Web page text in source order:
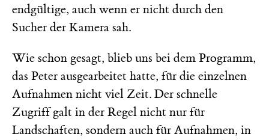
endgültige, auch wenn er nicht durch den
Sucher der Kamera sah.
Wie schon gesagt, blieb uns bei dem Programm,
das Peter ausgearbeitet hatte, für die einzelnen
Aufnahmen nicht viel Zeit. Der schnelle
Zugriff galt in der Regel nicht nur für
Landschaften, sondern auch für Aufnahmen, in